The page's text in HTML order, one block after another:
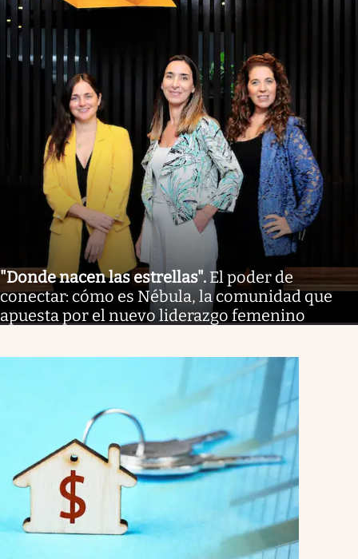
"Donde nacen las estrellas". El poder de
conectar: cómo es Nébula, la comunidad que
apuesta por el nuevo liderazgo femenino